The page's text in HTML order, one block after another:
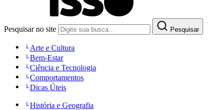
Pesquisar no site Pesquisar
Arte e Cultura
Bem-Estar
Ciência e Tecnologia
Comportamentos
Dicas Úteis
História e Geografia